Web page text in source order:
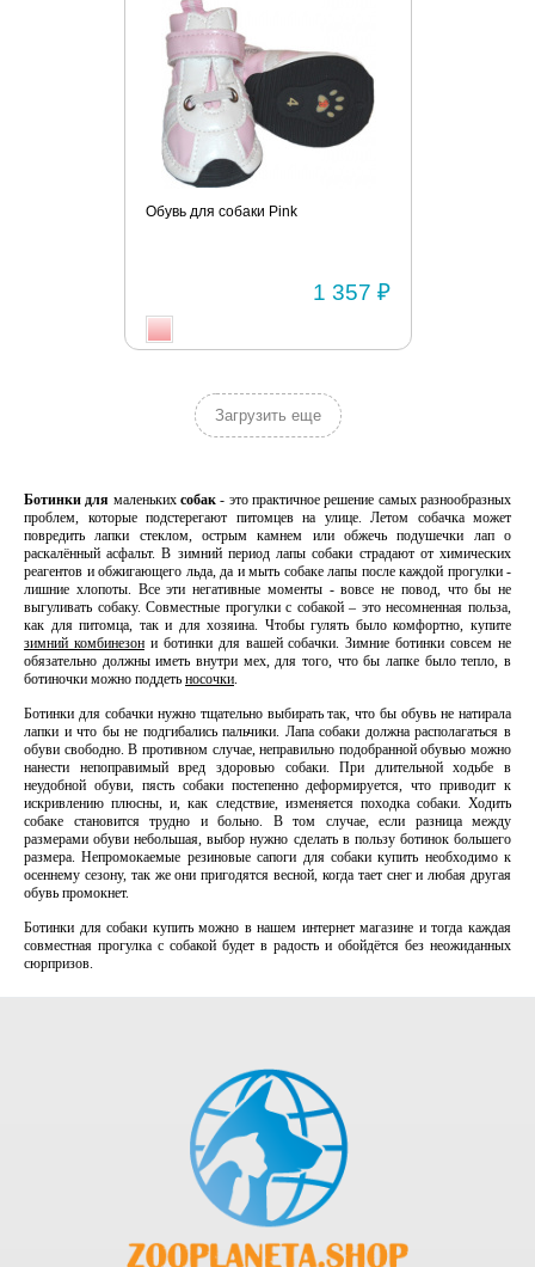
Обувь для собаки Pink
1 357 ₽
Загрузить еще
Ботинки для маленькихсобак - это практичное решение самых разнообразных
проблем, которые подстерегают питомцев на улице. Летом собачка может
повредить лапки стеклом, острым камнем или обжечь подушечки лап о
раскалённый асфальт. В зимний период лапы собаки страдают от химических
реагентов и обжигающего льда, да и мыть собаке лапы после каждой прогулки -
лишние хлопоты. Все эти негативные моменты - вовсе не повод, что бы не
выгуливать собаку. Совместные прогулки с собакой – это несомненная польза,
как для питомца, так и для хозяина. Чтобы гулять было комфортно, купите
зимний комбинезони ботинки для вашей собачки. Зимние ботинки совсем не
обязательно должны иметь внутри мех, для того, что бы лапке было тепло, в
ботиночки можно поддеть носочки.
Ботинки для собачки нужно тщательно выбирать так, что бы обувь не натирала
лапки и что бы не подгибались пальчики. Лапа собаки должна располагаться в
обуви свободно. В противном случае, неправильно подобранной обувью можно
нанести непоправимый вред здоровью собаки. При длительной ходьбе в
неудобной обуви, пясть собаки постепенно деформируется, что приводит к
искривлению плюсны, и, как следствие, изменяется походка собаки. Ходить
собаке становится трудно и больно. В том случае, если разница между
размерами обуви небольшая, выбор нужно сделать в пользу ботинок большего
размера. Непромокаемые резиновые сапоги для собаки купить необходимо к
осеннему сезону, так же они пригодятся весной, когда тает снег и любая другая
обувь промокнет.
Ботинки для собаки купить можно в нашем интернет магазине и тогда каждая
совместная прогулка с собакой будет в радость и обойдётся без неожиданных
сюрпризов.